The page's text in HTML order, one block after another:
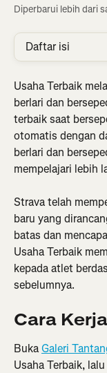
Diperbarui lebih dari
Daftar isi
Usaha Terbaik
berlari dan
terbaik saat
otomatis dengan
berlari dan
mempelajari lebih
Strava telah
baru yang
batas dan
Usaha Terbaik
kepada atlet
sebelumnya.
Cara
Buka Galeri
Usaha Terbaik,